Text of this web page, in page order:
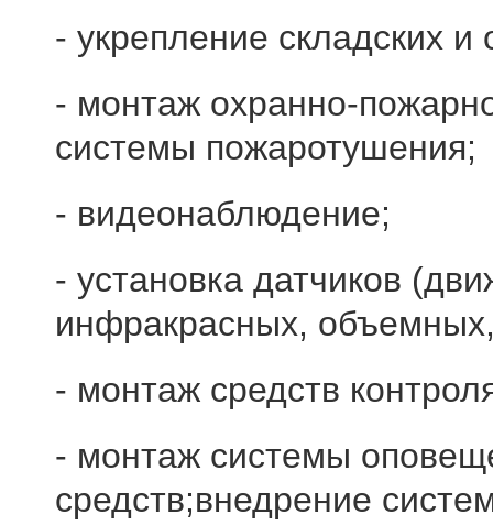
- укрепление складских
- монтаж охранно-
системы пожаротушения;
- видеонаблюдение;
- установка датчиков
инфракрасных,
- монтаж средств
- монтаж системы
средств;внедрение